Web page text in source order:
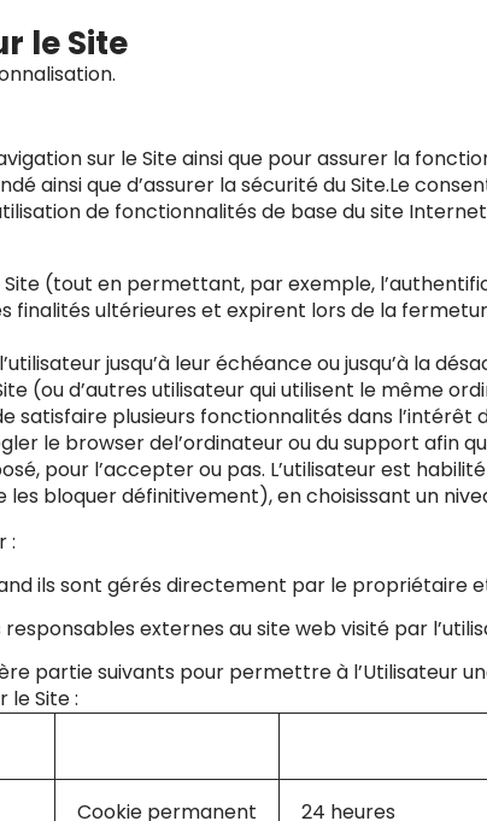
le Site
sur le Site ainsi que pour assurer la
ainsi que d’assurer la sécurité du Site.Le
de fonctionnalités de base du site Internet
(tout en permettant, par exemple,
finalités ultérieures et expirent lors de la
jusqu’à leur échéance ou jusqu’à la
(ou d’autres utilisateur qui utilisent le même
plusieurs fonctionnalités dans l’intérêt
le browser del’ordinateur ou du support afin
pour l’accepter ou pas. L’utilisateur est
bloquer définitivement), en choisissant un
:
ils sont gérés directement par le propriétaire
externes au site web visité par
partie suivants pour permettre à l’Utilisateur
le Site :
Cookie permanent 24 heures